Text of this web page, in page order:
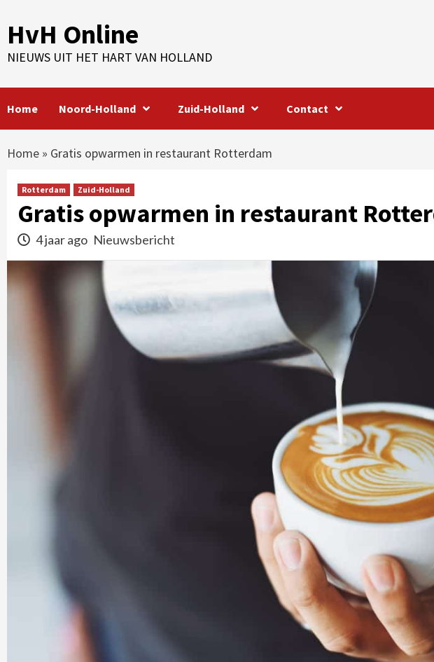
to
content
HvH Online
NIEUWS UIT HET HART VAN HOLLAND
Home Noord-Holland Zuid-Holland Contact
Home » Gratis opwarmen in restaurant Rotterdam
Rotterdam Zuid-Holland
Gratis opwarmen in restaurant
4 jaar ago Nieuwsbericht